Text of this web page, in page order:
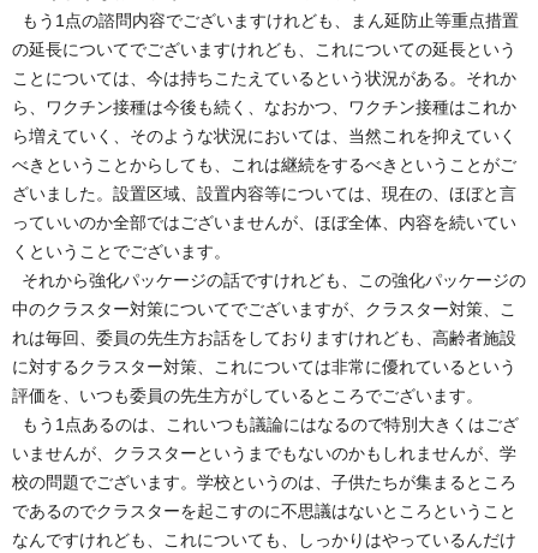
もう1点の諮問内容でございますけれども、まん延防止等重点措置
の延長についてでございますけれども、これについての延長という
ことについては、今は持ちこたえているという状況がある。それか
ら、ワクチン接種は今後も続く、なおかつ、ワクチン接種はこれか
ら増えていく、そのような状況においては、当然これを抑えていく
べきということからしても、これは継続をするべきということがご
ざいました。設置区域、設置内容等については、現在の、ほぼと言
っていいのか全部ではございませんが、ほぼ全体、内容を続いてい
くということでございます。
それから強化パッケージの話ですけれども、この強化パッケージの
中のクラスター対策についてでございますが、クラスター対策、こ
れは毎回、委員の先生方お話をしておりますけれども、高齢者施設
に対するクラスター対策、これについては非常に優れているという
評価を、いつも委員の先生方がしているところでございます。
もう1点あるのは、これいつも議論にはなるので特別大きくはござ
いませんが、クラスターというまでもないのかもしれませんが、学
校の問題でございます。学校というのは、子供たちが集まるところ
であるのでクラスターを起こすのに不思議はないところということ
なんですけれども、これについても、しっかりはやっているんだけ